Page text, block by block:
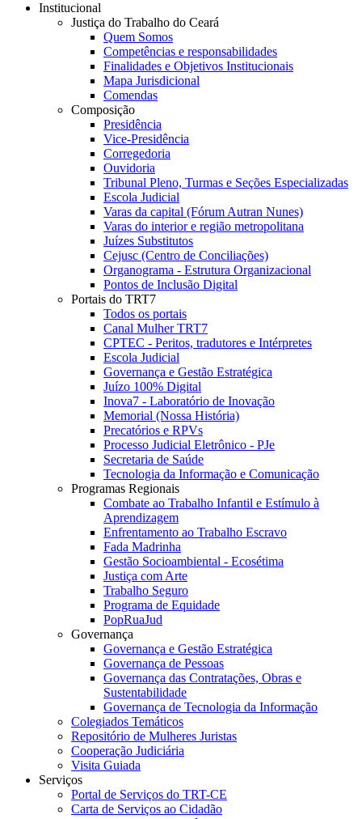
Institucional
Justiça do Trabalho do Ceará
Quem Somos
Competências e responsabilidades
Finalidades e Objetivos Institucionais
Mapa Jurisdicional
Comendas
Composição
Presidência
Vice-Presidência
Corregedoria
Ouvidoria
Tribunal Pleno, Turmas e Seções Especializadas
Escola Judicial
Varas da capital (Fórum Autran Nunes)
Varas do interior e região metropolitana
Juízes Substitutos
Cejusc (Centro de Conciliações)
Organograma - Estrutura Organizacional
Pontos de Inclusão Digital
Portais do TRT7
Todos os portais
Canal Mulher TRT7
CPTEC - Peritos, tradutores e Intérpretes
Escola Judicial
Governança e Gestão Estratégica
Juízo 100% Digital
Inova7 - Laboratório de Inovação
Memorial (Nossa História)
Precatórios e RPVs
Processo Judicial Eletrônico - PJe
Secretaria de Saúde
Tecnologia da Informação e Comunicação
Programas Regionais
Combate ao Trabalho Infantil e Estímulo à
Aprendizagem
Enfrentamento ao Trabalho Escravo
Fada Madrinha
Gestão Socioambiental - Ecosétima
Justiça com Arte
Trabalho Seguro
Programa de Equidade
PopRuaJud
Governança
Governança e Gestão Estratégica
Governança de Pessoas
Governança das Contratações, Obras e
Sustentabilidade
Governança de Tecnologia da Informação
Colegiados Temáticos
Repositório de Mulheres Juristas
Cooperação Judiciária
Visita Guiada
Serviços
Portal de Serviços do TRT-CE
Carta de Serviços ao Cidadão